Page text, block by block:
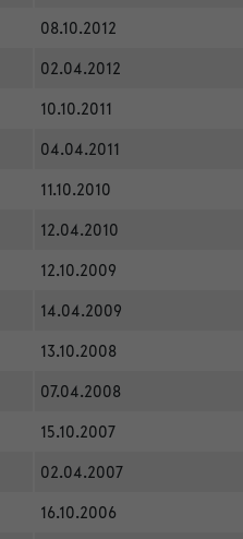
08.10.2012
02.04.2012
10.10.2011
04.04.2011
11.10.2010
12.04.2010
12.10.2009
14.04.2009
13.10.2008
07.04.2008
15.10.2007
02.04.2007
16.10.2006